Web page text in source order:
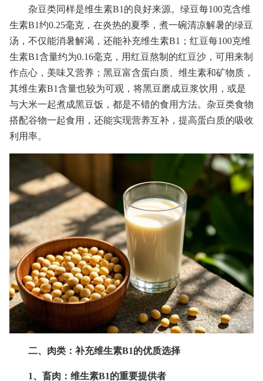
杂豆类同样是维生素B1的良好来源。绿豆每100克含维
生素B1约0.25毫克，在炎热的夏季，煮一碗清凉解暑的绿豆
汤，不仅能消暑解渴，还能补充维生素B1；红豆每100克维
生素B1含量约为0.16毫克，用红豆熬制的红豆沙，可用来制
作点心，美味又营养；黑豆富含蛋白质、维生素和矿物质，
其维生素B1含量也较为可观，将黑豆磨成豆浆饮用，或是
与大米一起煮成黑豆饭，都是不错的食用方法。杂豆类食物
搭配谷物一起食用，还能实现营养互补，提高蛋白质的吸收
利用率。
二、肉类：补充维生素B1的优质选择
1、畜肉：维生素B1的重要提供者